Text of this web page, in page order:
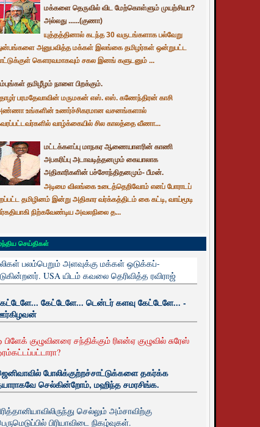
மக்களை தெருவில் விட மேற்கொள்ளும் முயற்சியா?
அல்லது ......(குணா)
யுத்தத்தினால் கடந்த 30 வருடங்களாக பல்வேறு
அனுபவித்த மக்கள் இலங்கை தமிழர்கள் ஒன்றுபட்ட
கௌரவமாகவும் சகல இனங் களுடனும் ...
தமிழீழம் நாளை பிறக்கும்.
பரமதேவாவின் மருமகன் எஸ். எஸ். கணேந்திரன் காசி
உங்களின் உணர்ச்சிகரமான வசனங்களால்
வாழ்க்கையில் சில காலத்தை வீணா...
மட்டக்களப்பு மாநகர ஆணையாளரின் காணி
அபகரிப்பு அடாவடித்தனமும் கையாலாக
அதிகாரிகளின் பச்சோந்திதனமும்- பீமன்.
அடிமை விலங்கை உடைத்தெறிவோம் எனப் போராடப்
தமிழினம் இன்று அதிகார வர்க்கத்திடம் கை கட்டி, வாய்மூடி
நிற்கவேண்டிய அவலநிலை த...
செய்திகள்
பலம்பெறும் அளவுக்கு மக்கள் ஒடுக்கப்-
USA யிடம் கவலை தெரிவித்த ரவிராஜ்
கேட்டேளே... டென்டர் களவு கேட்டேளே... -
பிளேக் குழுவினரை சந்திக்கும் ரிஎன்ஏ குழுவில் சுரேஸ்
போலிக்குற்றச்சாட்டுக்களை தகர்க்க
செல்கின்றோம், மஹிந்த சமரசிங்க.
செல்லும் அம்சாவிற்கு
பிரியாவிடை நிகழ்வுகள்.